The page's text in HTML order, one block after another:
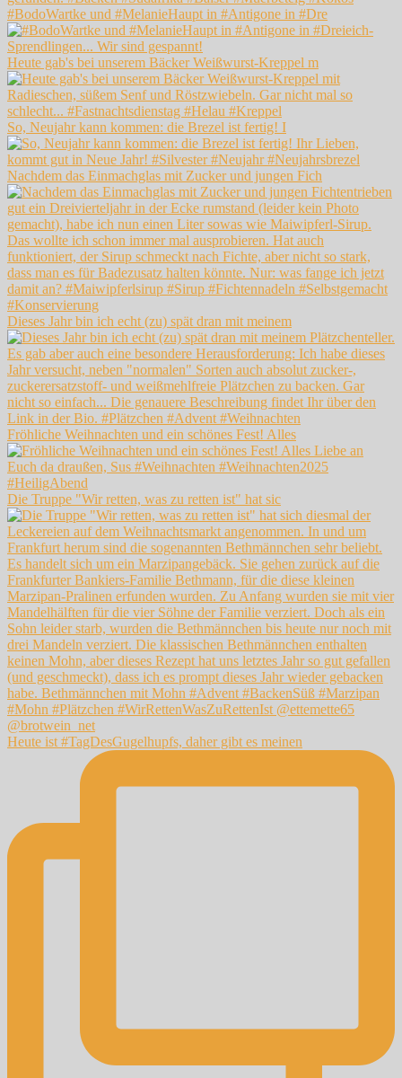
#BodoWartke und #MelanieHaupt in #Antigone in #Dre
Heute gab's bei unserem Bäcker Weißwurst-Kreppel m
So, Neujahr kann kommen: die Brezel ist fertig! I
Nachdem das Einmachglas mit Zucker und jungen Fich
Dieses Jahr bin ich echt (zu) spät dran mit meinem
Fröhliche Weihnachten und ein schönes Fest! Alles
Die Truppe "Wir retten, was zu retten ist" hat sic
Heute ist #TagDesGugelhupfs, daher gibt es meinen